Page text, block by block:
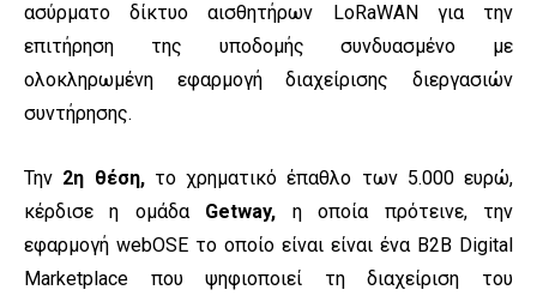
ασύρματο δίκτυο αισθητήρων LoRaWAN για την
επιτήρηση της υποδομής συνδυασμένο με
ολοκληρωμένη εφαρμογή διαχείρισης διεργασιών
συντήρησης.
Την 2η θέση,το χρηματικό έπαθλο των 5.000 ευρώ,
κέρδισε η ομάδα Getway, η οποία πρότεινε, την
εφαρμογή webOSE το οποίο είναι είναι ένα B2B Digital
Marketplace που ψηφιοποιεί τη διαχείριση του